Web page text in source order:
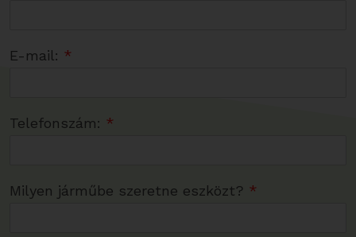
E-mail: *
Telefonszám: *
Milyen járműbe szeretne eszközt? *